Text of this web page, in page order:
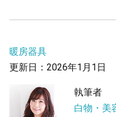
暖房器具
更新日：2026年1月1日
執筆者
白物・美